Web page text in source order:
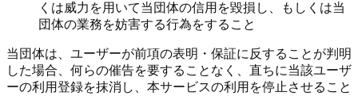
くは威力を用いて当団体の信用を毀損し、もしくは当
団体の業務を妨害する行為をすること
当団体は、ユーザーが前項の表明・保証に反することが判明
した場合、何らの催告を要することなく、直ちに当該ユーザ
ーの利用登録を抹消し、本サービスの利用を停止させること